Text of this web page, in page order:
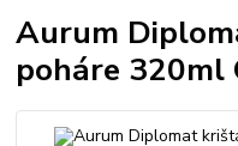
Aurum
poháre 320ml